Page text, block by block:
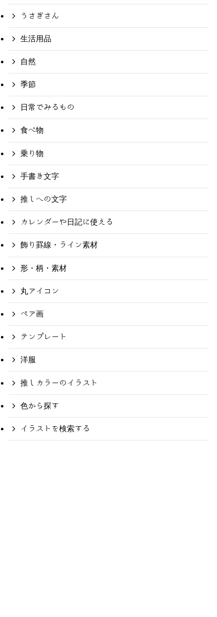
うさぎさん
生活用品
自然
季節
日常でみるもの
食べ物
乗り物
手書き文字
推しへの文字
カレンダーや日記に使える
飾り罫線・ライン素材
形・柄・素材
丸アイコン
ペア画
テンプレート
洋服
推しカラーのイラスト
色から探す
イラストを検索する